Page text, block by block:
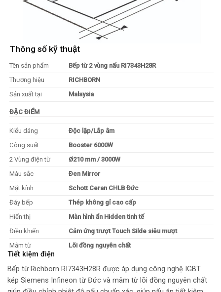
Thông số kỹ thuật
Tên sản phẩm
Bếp từ 2 vùng nấu RI7343H28R
Thương hiệu
RICHBORN
Sản xuất tại
Malaysia
ĐẶC ĐIỂM
Kiểu dáng
Độc lập/Lắp âm
Công suất
Booster 6000W
2 Vùng điện từ
Ø210 mm / 3000W
Màu sắc
Đen Mirror
Mặt kính
Schott Ceran CHLB Đức
Đáy bếp
Thép không gỉ cao cấp
Hiển thị
Màn hình ẩn Hidden tinh tế
Điều khiển
Cảm ứng trượt Touch Silde siêu mượt
Mâm từ
Lõi đồng nguyên chất
Công nghệ Smart Inverter
Tiết kiệm điện
Bếp từ Richborn RI7343H28R được áp dụng công nghệ IGBT
kép Siemens Infineon từ Đức và mâm từ lõi đồng nguyên chất